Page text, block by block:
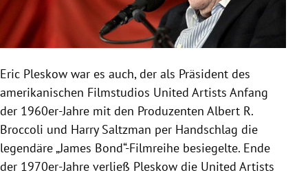
Eric Pleskow war es auch, der als Präsident des
amerikanischen Filmstudios United Artists Anfang
der 1960er-Jahre mit den Produzenten Albert R.
Broccoli und Harry Saltzman per Handschlag die
legendäre „James Bond“-Filmreihe besiegelte. Ende
der 1970er-Jahre verließ Pleskow die United Artists